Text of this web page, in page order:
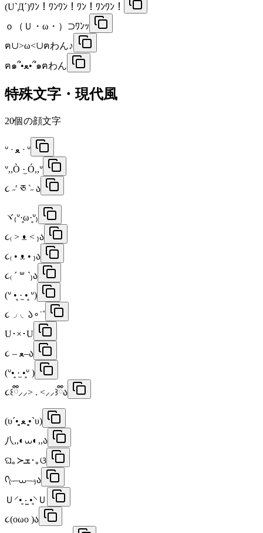
(U`Д´)ﾜﾝ！ﾜﾝﾜﾝ！ﾜﾝ！ﾜﾝﾜﾝ！
ｏ（Ｕ・ω・）⊃ﾜﾝｯ
ฅ∪>ω<∪ฅわん♪
ฅ๑՞•ﻌ•՞๑ฅわん
特殊文字・現代風
20個の顔文字
‎ᐡ ᐧ ﻌ ᐧ ᐡ
ᐡ,,Ò ·̫ Ó,,ᐡ
૮ ˶′ ཅ ‵˶ ა
ヾ₍ᐡ·͈ω·͈ᐡ₎
૮₍ > ᴥ < ₎ა
૮₍ • ᴥ • ₎ა
૮₍ ´ ꒳ `₎ა
(ᐡ •͈ ·̫ •͈ ᐡ)
૮◞ ◟𑁬∘˙˚
U･×･U
૮ – ﻌ–ა
(ᐡ•͈ ·̫ •͈ᐡ )
૮꒰ྀི⸝⸝> . <⸝⸝꒱ྀིა
(υ´•̥̥̥ ﻌ •̥̥̥`υ)
八,,◐⩊◐,,ა
ଘ｡≻ܫ･｡ଓ
ᡣ₍˶–⩊–˵₎ა
Ｕ⸍•̥ ‧̫ •̥⸌Ｕ
૮(oωo )ა